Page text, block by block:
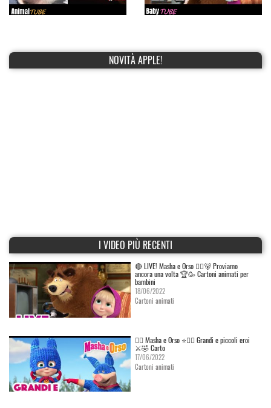
NOVITÀ APPLE!
I VIDEO PIÙ RECENTI
🔴 LIVE! Masha e Orso 👱‍♀️🐻 Proviamo
ancora una volta 🏆🥳 Cartoni animati per
bambini
18/06/2022
Cartoni animati
👱‍♀️ Masha e Orso ⭐🦸‍♀️ Grandi e piccoli eroi
⚔️🤣 Carto
17/06/2022
Cartoni animati